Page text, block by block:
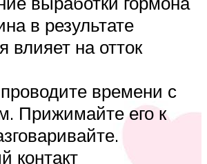
в результате
влияет на отток
времени с
Прижимайте его к
контакт